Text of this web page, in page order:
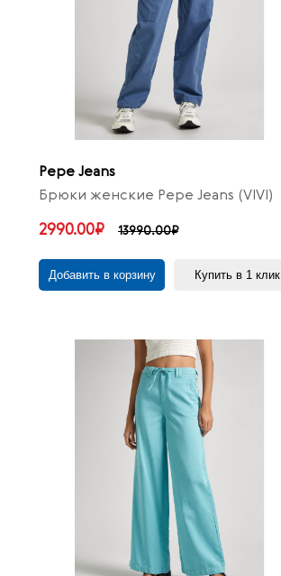
Pepe Jeans
Брюки женские Pepe Jeans (VIVI)
2990.00₽ 13990.00₽
Добавить в корзину Купить в 1 клик